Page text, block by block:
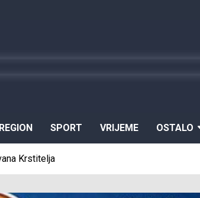
REGION SPORT VRIJEME OSTALO
Krstitelja